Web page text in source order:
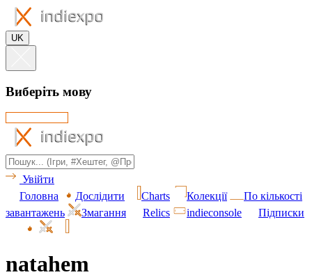
UK
Виберіть мову
Увійти
Головна
Дослідити Charts Колекції
По кількості
завантажень
Змагання Relics indieconsole Підписки
natahem